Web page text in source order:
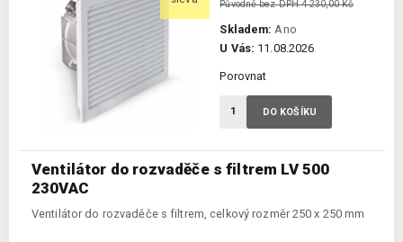
Ventilátor do rozvaděče s filtrem LV 500
230VAC
Ventilátor do rozvaděče s filtrem, celkový rozměr 250 x 250 mm
Původně bez DPH 4 230,00 Kč
Skladem: Ano
U Vás: 11.08.2026
Porovnat
DO KOŠÍKU